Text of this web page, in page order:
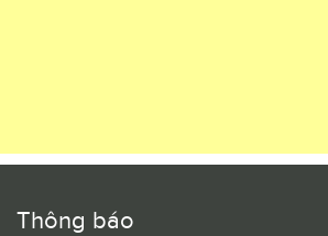
Thông báo